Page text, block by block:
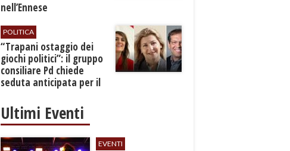
nell’Ennese
POLITICA
​“Trapani ostaggio dei
giochi politici”: il gruppo
consiliare Pd chiede
seduta anticipata per il
Ultimi Eventi
EVENTI